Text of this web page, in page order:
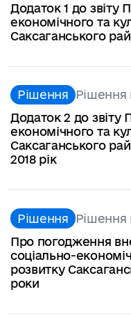
Додаток 1 до звіту
економічного та
Саксаганського
Рішення Рішення
Додаток 2 до звіту
економічного та
Саксаганського
2018 рік
Рішення Рішення
Про погодження
соціально-
розвитку
роки